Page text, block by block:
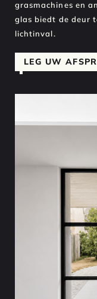
grasmachines en
glas biedt de deur
lichtinval.
LEG UW